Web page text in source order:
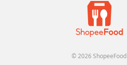
© 2026 ShopeeFood